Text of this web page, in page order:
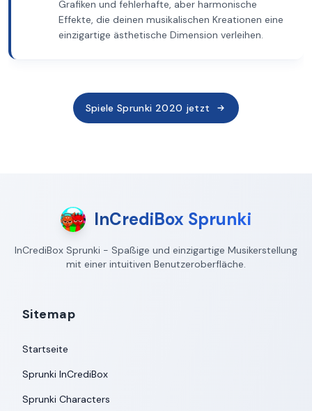
Grafiken und fehlerhafte, aber harmonische
Effekte, die deinen musikalischen Kreationen eine
einzigartige ästhetische Dimension verleihen.
Spiele Sprunki 2020 jetzt
InCrediBox Sprunki
InCrediBox Sprunki - Spaßige und einzigartige Musikerstellung
mit einer intuitiven Benutzeroberfläche.
Sitemap
Startseite
Sprunki InCrediBox
Sprunki Characters